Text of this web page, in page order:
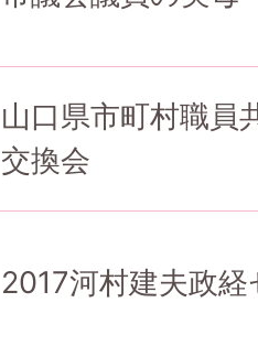
山口県市町村職員
交換会
2017河村建夫政